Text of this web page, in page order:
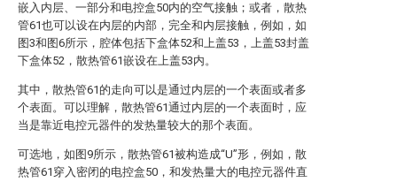
嵌入内层、一部分和电控盒50内的空气接触；或者，散热
管61也可以设在内层的内部，完全和内层接触，例如，如
图3和图6所示，腔体包括下盒体52和上盖53，上盖53封盖
下盒体52，散热管61嵌设在上盖53内。
其中，散热管61的走向可以是通过内层的一个表面或者多
个表面。可以理解，散热管61通过内层的一个表面时，应
当是靠近电控元器件的发热量较大的那个表面。
可选地，如图9所示，散热管61被构造成“U”形，例如，散
热管61穿入密闭的电控盒50，和发热量大的电控元器件直